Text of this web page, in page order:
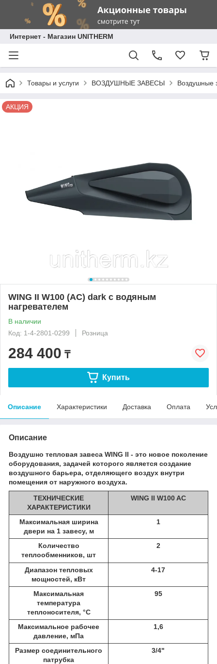
Интернет - Магазин UNITHERM
Товары и услуги ВОЗДУШНЫЕ ЗАВЕСЫ Воздушные
АКЦИЯ
WING II W100 (AC) dark с водяным
нагревателем
В наличии
Код: 1-4-2801-0299
Розница
284 400 ₸
Купить
Описание Характеристики Доставка Оплата
Описание
Воздушно тепловая завеса WING II - это новое поколение
оборудования, задачей которого является создание
воздушного барьера, отделяющего воздух внутри
помещения от наружного воздуха.
ТЕХНИЧЕСКИЕ
ХАРАКТЕРИСТИКИ
WING II W100 AC
Максимальная ширина
двери на 1 завесу, м
1
Количество
теплообменников, шт
2
Диапазон тепловых
мощностей, кВт
4-17
Максимальная
температура
теплоносителя, °С
95
Максимальное рабочее
давление, мПа
1,6
Размер соединительного
патрубка
3/4"